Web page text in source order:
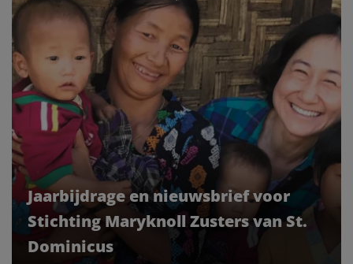
Jaarbijdrage en nieuwsbrief voor
Stichting Maryknoll Zusters van St.
Dominicus